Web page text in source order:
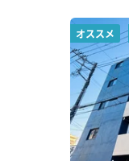
オススメ